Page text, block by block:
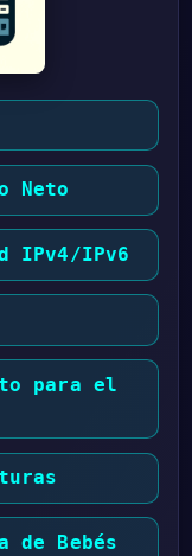
Neto
IPv4/IPv6
para el
de Bebés